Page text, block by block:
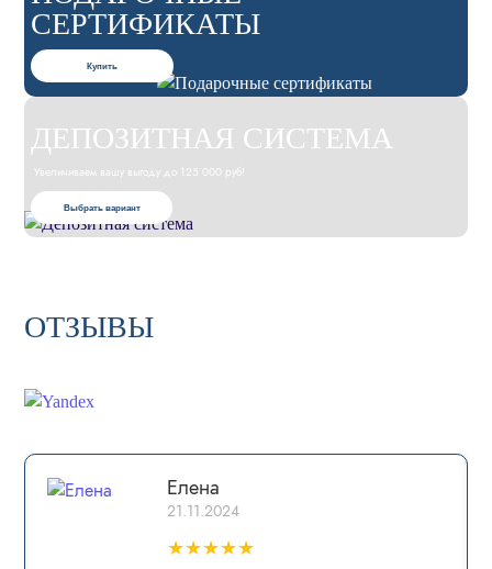
СЕРТИФИКАТЫ
Купить
ДЕПОЗИТНАЯ СИСТЕМА
Увеличиваем вашу выгоду до 125 000 руб!
Выбрать вариант
ОТЗЫВЫ
Елена
21.11.2024
★★★★★